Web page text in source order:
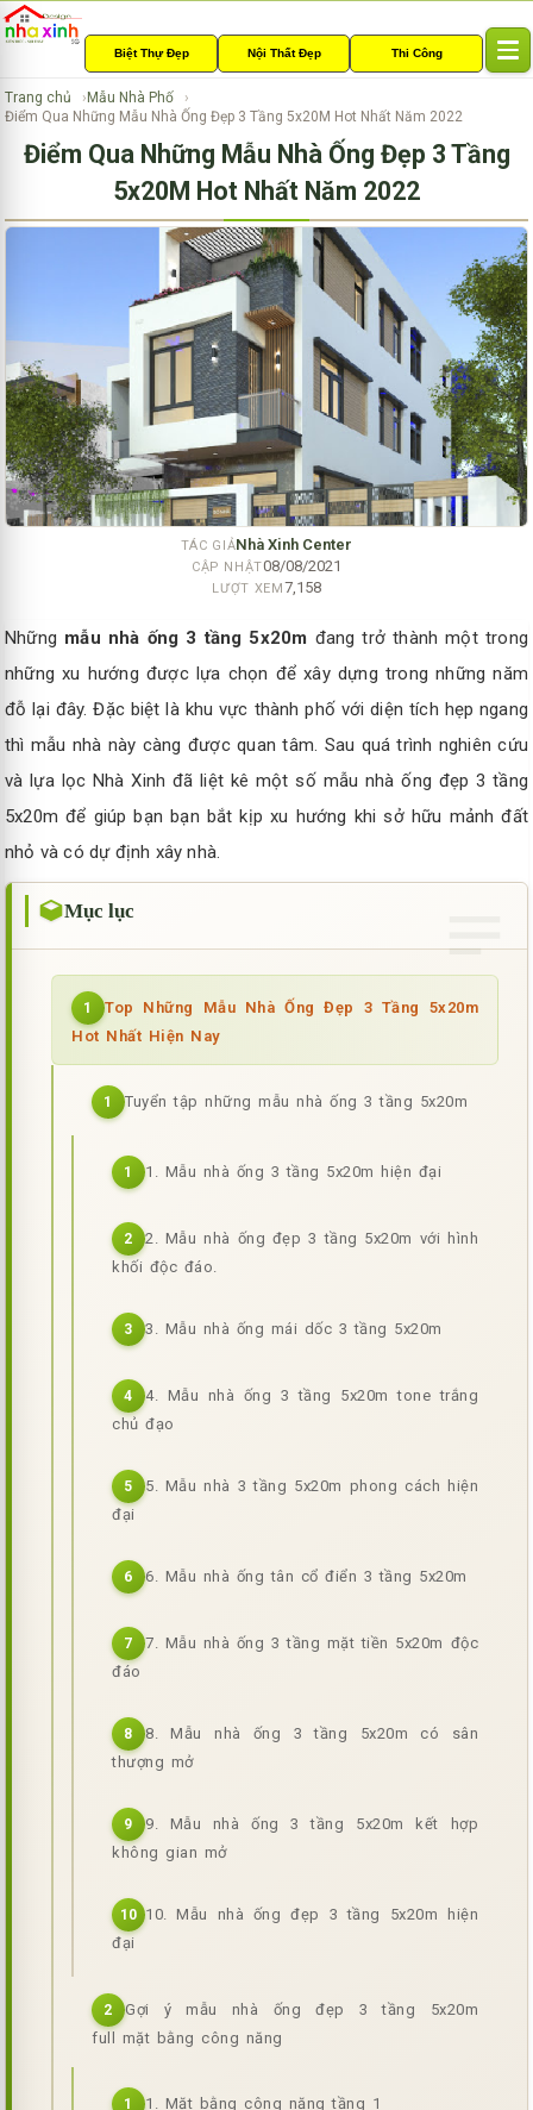
Biệt Thự Đẹp Nội Thất Đẹp Thi Công
l
a
i
g
a
t
i
o
n
Trang chủ
Mẫu Nhà Phố
Điểm Qua Những Mẫu Nhà Ống Đẹp 3 Tầng 5x20M Hot Nhất Năm 2022
Điểm Qua Những Mẫu Nhà Ống Đẹp 3 Tầng
5x20M Hot Nhất Năm 2022
TÁC GIẢNhà Xinh Center
CẬP NHẬT08/08/2021
LƯỢT XEM7,158
Những mẫu nhà ống 3 tầng 5x20m đang trở thành một trong
những xu hướng được lựa chọn để xây dựng trong những năm
đỗ lại đây. Đặc biệt là khu vực thành phố với diện tích hẹp ngang
thì mẫu nhà này càng được quan tâm. Sau quá trình nghiên cứu
và lựa lọc Nhà Xinh đã liệt kê một số mẫu nhà ống đẹp 3 tầng
5x20m để giúp bạn bạn bắt kịp xu hướng khi sở hữu mảnh đất
nhỏ và có dự định xây nhà.
Mục lục
1
Top Những Mẫu Nhà Ống Đẹp 3 Tầng 5x20m
Hot Nhất Hiện Nay
1 Tuyển tập những mẫu nhà ống 3 tầng 5x20m
1 1. Mẫu nhà ống 3 tầng 5x20m hiện đại
2
2. Mẫu nhà ống đẹp 3 tầng 5x20m với hình
khối độc đáo.
3 3. Mẫu nhà ống mái dốc 3 tầng 5x20m
4
4. Mẫu nhà ống 3 tầng 5x20m tone trắng
chủ đạo
5
5. Mẫu nhà 3 tầng 5x20m phong cách hiện
đại
6 6. Mẫu nhà ống tân cổ điển 3 tầng 5x20m
7
7. Mẫu nhà ống 3 tầng mặt tiền 5x20m độc
đáo
8
8. Mẫu nhà ống 3 tầng 5x20m có sân
thượng mở
9
9. Mẫu nhà ống 3 tầng 5x20m kết hợp
không gian mở
10 10. Mẫu nhà ống đẹp 3 tầng 5x20m hiện
đại
2
Gợi ý mẫu nhà ống đẹp 3 tầng 5x20m
full mặt bằng công năng
1 1. Mặt bằng công năng tầng 1